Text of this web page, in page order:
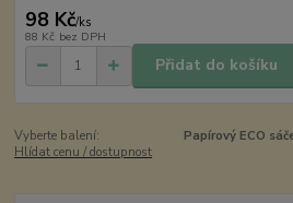
98 Kč/ks
88 Kč bez DPH
Přidat do košíku
Vyberte balení:
Papírový ECO
Hlídat cenu / dostupnost